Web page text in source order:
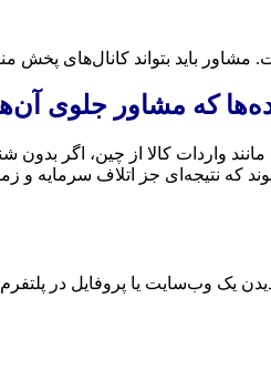
مشاور باید بتواند کانال‌های
واردات کالا از چین، اگر
که نتیجه‌ای جز اتلاف سرمایه و